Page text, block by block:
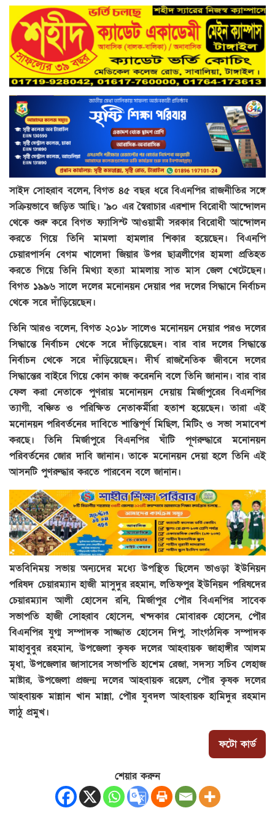
সাইদ সোহরাব বলেন, বিগত ৪৫ বছর ধরে বিএনপির রাজনীতির সঙ্গে
সক্রিয়ভাবে জড়িত আছি। ’৯০ এর স্বৈরাচার এরশাদ বিরোধী আন্দোলন
থেকে শুরু করে বিগত ফ্যাসিস্ট আওয়ামী সরকার বিরোধী আন্দোলন
করতে গিয়ে তিনি মামলা হামলার শিকার হয়েছেন। বিএনপি
চেয়ারপার্সন বেগম খালেদা জিয়ার উপর ছাত্রলীগের হামলা প্রতিহত
করতে গিয়ে তিনি মিথ্যা হত্যা মামলায় সাত মাস জেল খেটেছেন।
বিগত ১৯৯৬ সালে দলের মনোনয়ন দেয়ার পর দলের সিদ্ধানে নির্বাচন
থেকে সরে দাঁড়িয়েছেন।
তিনি আরও বলেন, বিগত ২০১৮ সালেও মনোনয়ন দেয়ার পরও দলের
সিদ্ধান্তে নির্বাচন থেকে সরে দাঁড়িয়েছেন। বার বার দলের সিদ্ধান্তে
নির্বাচন থেকে সরে দাঁড়িয়েছেন। দীর্ঘ রাজনৈতিক জীবনে দলের
সিদ্ধান্তের বাইরে গিয়ে কোন কাজ করেননি বলে তিনি জানান। বার বার
ফেল করা নেতাকে পুণরায় মনোনয়ন দেয়ায় মির্জাপুরের বিএনপির
ত্যাগী, বঞ্চিত ও পরিক্ষিত নেতাকর্মীরা হতাশ হয়েছেন। তারা এই
মনোনয়ন পরিবর্তনের দাবিতে শান্তিপূর্ণ মিছিল, মিটিং ও সভা সমাবেশ
করছে। তিনি মির্জাপুরে বিএনপির ঘাঁটি পূণরুদ্ধারে মনোনয়ন
পরিবর্তনের জোর দাবি জানান। তাকে মনোনয়ন দেয়া হলে তিনি এই
আসনটি পুণরুদ্ধার করতে পারবেন বলে জানান।
মতবিনিময় সভায় অন্যদের মধ্যে উপস্থিত ছিলেন ভাওড়া ইউনিয়ন
পরিষদ চেয়ারম্যান হাজী মাসুদুর রহমান, লতিফপুর ইউনিয়ন পরিষদের
চেয়ারম্যান আলী হোসেন রনি, মির্জাপুর পৌর বিএনপির সাবেক
সভাপতি হাজী সোহরাব হোসেন, খন্দকার মোবারক হোসেন, পৌর
বিএনপির যুগ্ম সম্পাদক সাজ্জাত হোসেন দিপু, সাংগঠনিক সম্পাদক
মাহাবুবুর রহমান, উপজেলা কৃষক দলের আহবায়ক জাহাঙ্গীর আলম
মৃধা, উপজেলার জাসাসের সভাপতি হাশেম রেজা, সদস্য সচিব লেহাজ
মাষ্টার, উপজেলা প্রজন্ম দলের আহবায়ক রয়েল, পৌর কৃষক দলের
আহবায়ক মান্নান খান মান্না, পৌর যুবদল আহবায়ক হামিদুর রহমান
লাঠু প্রমুখ।
ফটো কার্ড
শেয়ার করুন